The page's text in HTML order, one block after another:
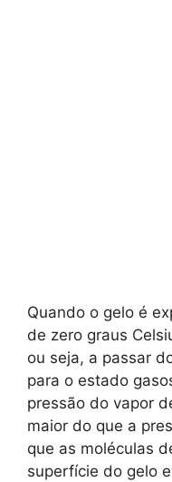
Quando o gelo é
de zero graus
ou seja, a passar
para o estado
pressão do vapor
maior do que a
que as moléculas
superfície do gelo